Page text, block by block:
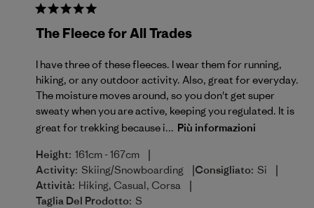
The Fleece for All Trades
I have three of these fleeces. I wear them for running,
hiking, or any outdoor activity. Also, great for everyday.
The moisture moves around, so you don't get super
sweaty when you are active, keeping you regulated. It is
great for trekking because i... Più informazioni
Height: 161cm - 167cm |
Activity: Skiing/Snowboarding |Consigliato: Si |
Attività: Hiking, Casual, Corsa |
Taglia Del Prodotto: S